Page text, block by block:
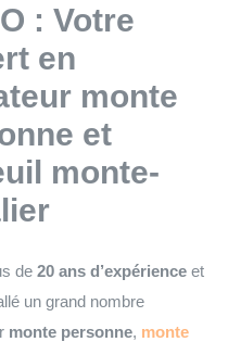
: Votre
en
monte
et
monte-
de 20 ans d’expérienceet
un grand nombre
monte personne, monte